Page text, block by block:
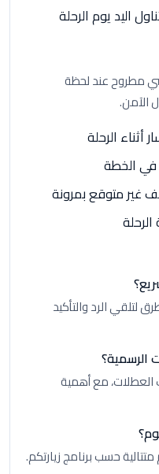
اليد يوم الرحلة
مطروح عند لحظة
الآمن.
الرحلة
في الخطة
غير متوقع بمرونة
لتلقي الرد والتأكيد
الرسمية؟
مع أهمية
حسب برنامج زيارتكم.